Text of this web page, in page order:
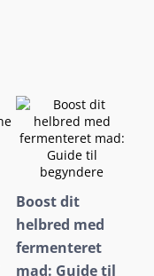
Boost dit
helbred med
fermenteret
mad: Guide til